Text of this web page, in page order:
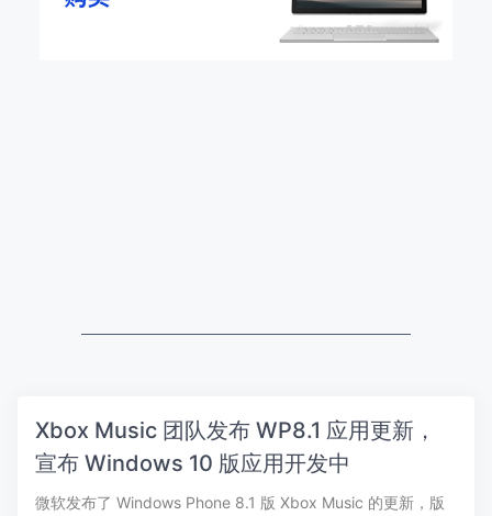
Xbox Music 团队发布 WP8.1 应用更新，
宣布 Windows 10 版应用开发中
微软发布了 Windows Phone 8.1 版 Xbox Music 的更新，版